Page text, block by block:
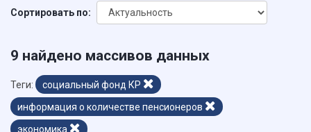
Сортировать по
9 найдено массивов данных
Теги:
социальный фонд КР
информация о количестве пенсионеров
экономика